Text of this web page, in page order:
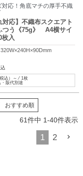
対応！角底マチの厚手不織
対応】不織布スクエアト
う《75g》 A4横サイ
枚入
320W×240H×90Dmm
税込）～ ⁄ 1枚
版代別途
おすすめ順
61件中 1-40件表示
1 2